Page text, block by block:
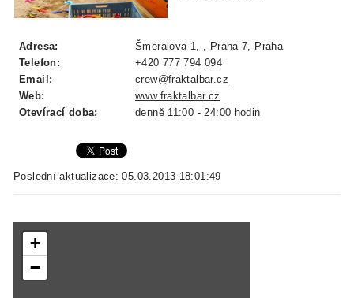
Adresa:
Šmeralova 1, , Praha 7, Praha
Telefon:
+420 777 794 094
Email:
crew@fraktalbar.cz
Web:
www.fraktalbar.cz
Otevírací doba:
denně 11:00 - 24:00 hodin
Poslední aktualizace: 05.03.2013 18:01:49
+
−